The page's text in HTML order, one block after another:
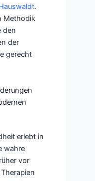
.
Methodik
den
der
gerecht
erlebt in
wahre
vor